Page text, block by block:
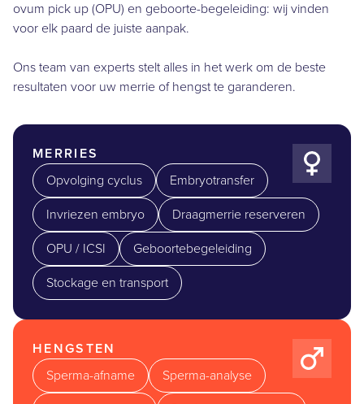
ovum pick up (OPU) en geboorte-begeleiding: wij vinden
voor elk paard de juiste aanpak.
Ons team van experts stelt alles in het werk om de beste
resultaten voor uw merrie of hengst te garanderen.
MERRIES
Opvolging cyclus
Embryotransfer
Invriezen embryo
Draagmerrie reserveren
OPU / ICSI
Geboortebegeleiding
Stockage en transport
HENGSTEN
Sperma-afname
Sperma-analyse